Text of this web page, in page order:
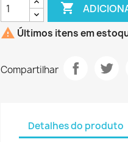

 Últimos itens em
Compartilhar
Detalhes do produto